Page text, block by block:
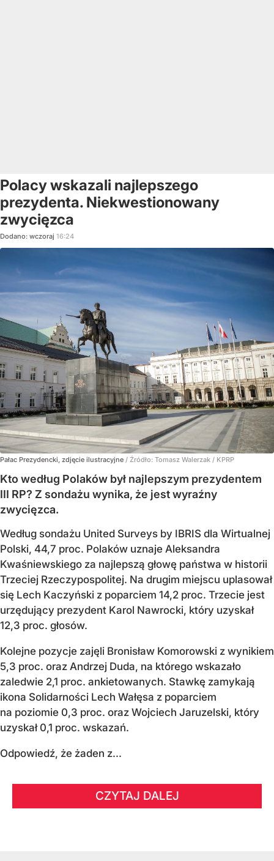
Polacy wskazali najlepszego
prezydenta. Niekwestionowany
zwycięzca
Dodano: wczoraj 16:24
Pałac Prezydencki, zdjęcie ilustracyjne / Źródło: Tomasz Walerzak / KPRP
Kto według Polaków był najlepszym prezydentem
III RP? Z sondażu wynika, że jest wyraźny
zwycięzca.
Według sondażu United Surveys by IBRIS dla Wirtualnej
Polski, 44,7 proc. Polaków uznaje Aleksandra
Kwaśniewskiego za najlepszą głowę państwa w historii
Trzeciej Rzeczypospolitej. Na drugim miejscu uplasował
się Lech Kaczyński z poparciem 14,2 proc. Trzecie jest
urzędujący prezydent Karol Nawrocki, który uzyskał
12,3 proc. głosów.
Kolejne pozycje zajęli Bronisław Komorowski z wynikiem
5,3 proc. oraz Andrzej Duda, na którego wskazało
zaledwie 2,1 proc. ankietowanych. Stawkę zamykają
ikona Solidarności Lech Wałęsa z poparciem
na poziomie 0,3 proc. oraz Wojciech Jaruzelski, który
uzyskał 0,1 proc. wskazań.
Odpowiedź, że żaden z...
CZYTAJ DALEJ